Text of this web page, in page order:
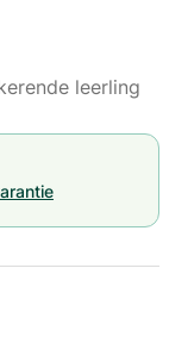
leerling